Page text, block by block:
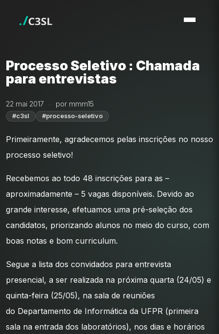
Processo Seletivo : Chamada
para entrevistas
22 mai 2017 por mmm15
#c3sl #processo-seletivo
Primeiramente, agradecemos pelas inscrições no nosso
processo seletivo!
Recebemos ao todo 48 inscrições para as –
aproximadamente – 5 vagas disponíveis. Devido ao
grande interesse, efetuamos uma pré-seleção dos
candidatos, priorizando alunos no meio do curso, com
boas notas e bom curriculum.
Segue a lista dos convidados para entrevista
presencial, a ser realizada na próxima quarta (24/05) e
quinta-feira (25/05), na sala de reuniões
do Departamento de Informática da UFPR (primeira
sala na entrada dos laboratórios), nos dias e horários